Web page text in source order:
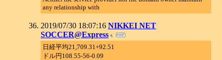
any relationship with
2019/07/30 18:07:16 NIKKEI NET
SOCCER@Express
日経平均21,709.31+92.51
ドル円108.55-56-0.09